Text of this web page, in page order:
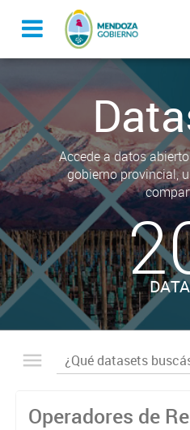
Accede a datos
gobierno provincial,
Operadores de